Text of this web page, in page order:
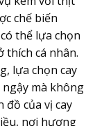
chế biến
thể lựa chọn
thích cá nhân.
lựa chọn cay
mà không
đồ của vị cay
nơi hương